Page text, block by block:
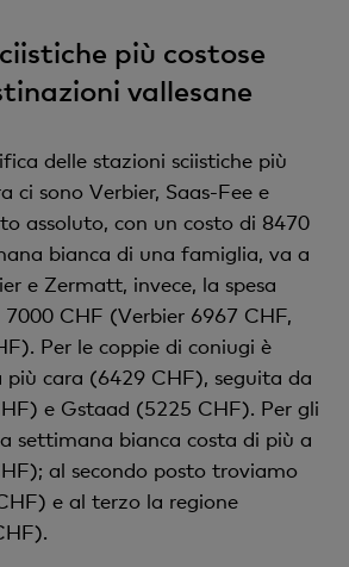
più costose
vallesane
delle stazioni sciistiche più
ci sono Verbier, Saas-Fee e
assoluto, con un costo di 8470
bianca di una famiglia, va a
e Zermatt, invece, la spesa
CHF (Verbier 6967 CHF,
Per le coppie di coniugi è
più cara (6429 CHF), seguita da
e Gstaad (5225 CHF). Per gli
settimana bianca costa di più a
al secondo posto troviamo
e al terzo la regione